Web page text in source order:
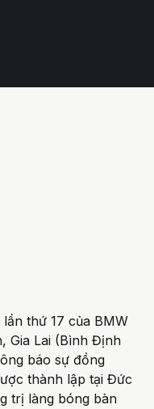
thứ 17 của BMW
Gia Lai (Bình Định
báo sự đồng
thành lập tại Đức
trị làng bóng bàn